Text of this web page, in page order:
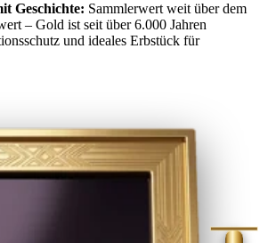
Geschichte: Sammlerwert weit über dem
– Gold ist seit über 6.000 Jahren
und ideales Erbstück für